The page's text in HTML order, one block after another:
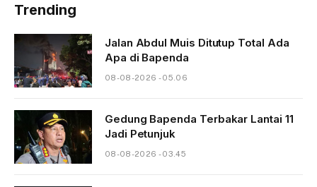
Trending
Jalan Abdul Muis Ditutup Total Ada
Apa di Bapenda
08-08-2026 - 05.06
Gedung Bapenda Terbakar Lantai 11
Jadi Petunjuk
08-08-2026 - 03.45